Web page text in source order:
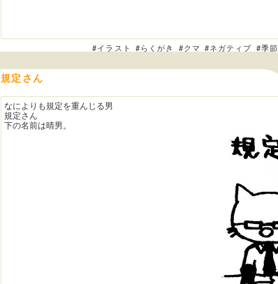
#イラスト #らくがき #クマ #ネガティブ #季節
規定さん
なによりも規定を重んじる男
規定さん
下の名前は晴男。